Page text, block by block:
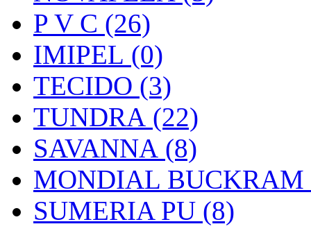
P V C (26)
IMIPEL (0)
TECIDO (3)
TUNDRA (22)
SAVANNA (8)
MONDIAL BUCKRAM
SUMERIA PU (8)